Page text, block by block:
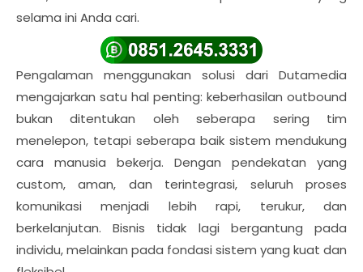
selama ini Anda cari.
Pengalaman menggunakan solusi dari Dutamedia
mengajarkan satu hal penting: keberhasilan outbound
bukan ditentukan oleh seberapa sering tim
menelepon, tetapi seberapa baik sistem mendukung
cara manusia bekerja. Dengan pendekatan yang
custom, aman, dan terintegrasi, seluruh proses
komunikasi menjadi lebih rapi, terukur, dan
berkelanjutan. Bisnis tidak lagi bergantung pada
individu, melainkan pada fondasi sistem yang kuat dan